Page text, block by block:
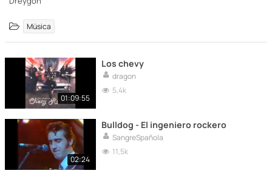
Música
01:09:55
Los chevy
dragon
5,4k
02:24
Bulldog - El ingeniero rockero
SangreSpañola
11,5k